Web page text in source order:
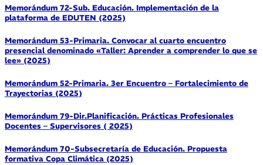
Memorándum 72-Sub. Educación. Implementación de la
plataforma de EDUTEN (2025)
Memorándum 53-Primaria. Convocar al cuarto encuentro
presencial denominado «Taller: Aprender a comprender lo que se
lee» (2025)
Memorándum 52-Primaria. 3er Encuentro – Fortalecimiento de
Trayectorias (2025)
Memorándum 79-Dir.Planificación. Prácticas Profesionales
Docentes – Supervisores ( 2025)
Memorándum 70-Subsecretaría de Educación. Propuesta
formativa Copa Climática (2025)